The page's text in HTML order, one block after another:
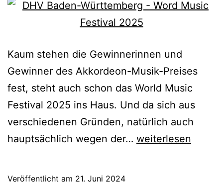
Kaum stehen die Gewinnerinnen und
Gewinner des Akkordeon-Musik-Preises
fest, steht auch schon das World Music
Festival 2025 ins Haus. Und da sich aus
verschiedenen Gründen, natürlich auch
hauptsächlich wegen der… World
weiterlesen
Veröffentlicht am 21. Juni 2024